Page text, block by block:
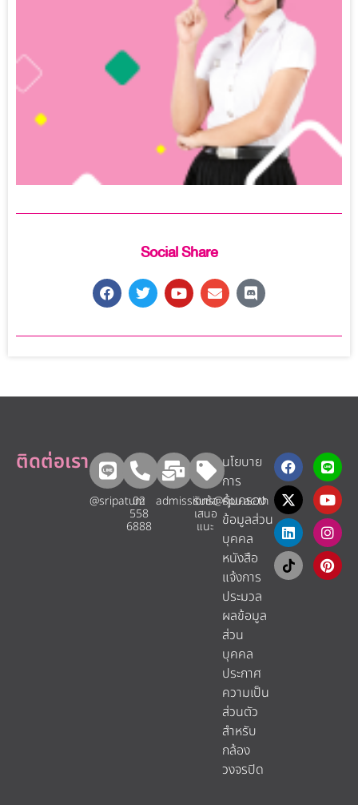
Social Share
ติดต่อเรา
@sripatum
02
558
6888
admissions@spu.ac.th
รับข้อ
เสนอ
แนะ​
นโยบาย
การ
คุ้มครอง
ข้อมูลส่วน
บุคคล
หนังสือ
แจ้งการ
ประมวล
ผลข้อมูล
ส่วน
บุคคล
ประกาศ
ความเป็น
ส่วนตัว
สำหรับ
กล้อง
วงจรปิด